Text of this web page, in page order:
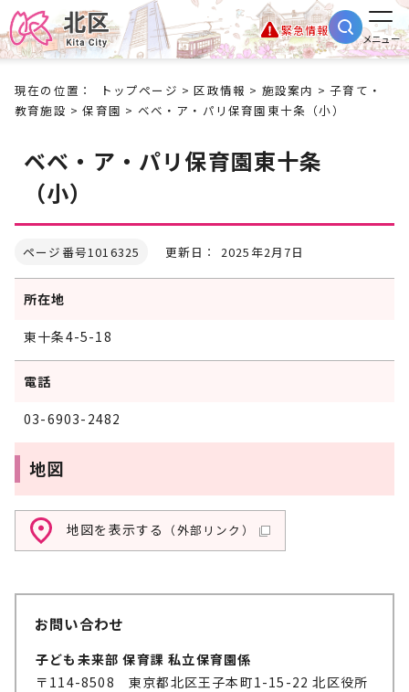
緊急情報
メニュー
現在の位置： トップページ >区政情報 > 施設案内 >子育て・
教育施設 >保育園 > ベベ・ア・パリ保育園東十条（小）
ベベ・ア・パリ保育園東十条
（小）
ページ番号1016325 更新日： 2025年2月7日
所在地
東十条4-5-18
電話
03-6903-2482
地図
地図を表示する （外部リンク）
お問い合わせ
子ども未来部 保育課 私立保育園係
〒114-8508 東京都北区王子本町1-15-22 北区役所